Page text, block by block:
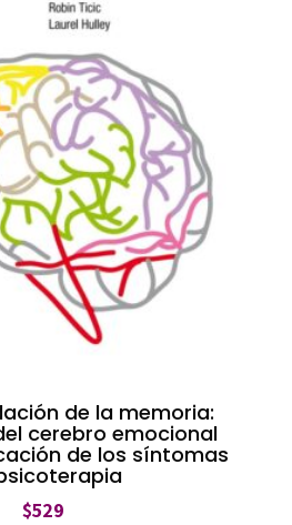
de la memoria:
cerebro emocional
de los síntomas
$529